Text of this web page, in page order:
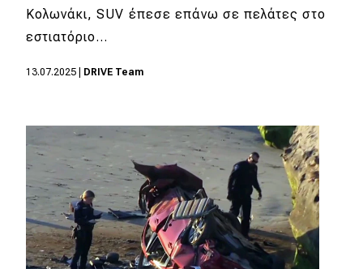
Κολωνάκι, SUV έπεσε επάνω σε πελάτες στο
εστιατόριο…
13.07.2025 DRIVE Team